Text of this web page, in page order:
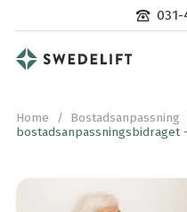
Kontakta
oss
telefon:
031-
Home / Bostadsanpassning
bostadsanpassningsbidraget